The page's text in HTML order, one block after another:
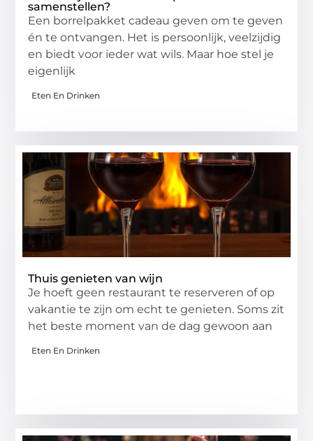
samenstellen?
Een borrelpakket cadeau geven om te geven
én te ontvangen. Het is persoonlijk, veelzijdig
en biedt voor ieder wat wils. Maar hoe stel je
eigenlijk
Eten En Drinken
Thuis genieten van wijn
Je hoeft geen restaurant te reserveren of op
vakantie te zijn om echt te genieten. Soms zit
het beste moment van de dag gewoon aan
Eten En Drinken